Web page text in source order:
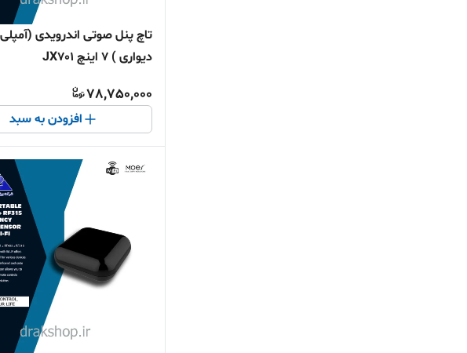
تاچ پنل صوتی اندرویدی (آمپلی
دیواری ) 7 اینچ JX701
78,750,000
افزودن به سبد